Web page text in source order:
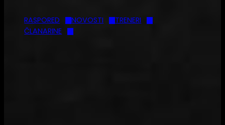
RASPORED NOVOSTI
TRENERI
ČLANARINE